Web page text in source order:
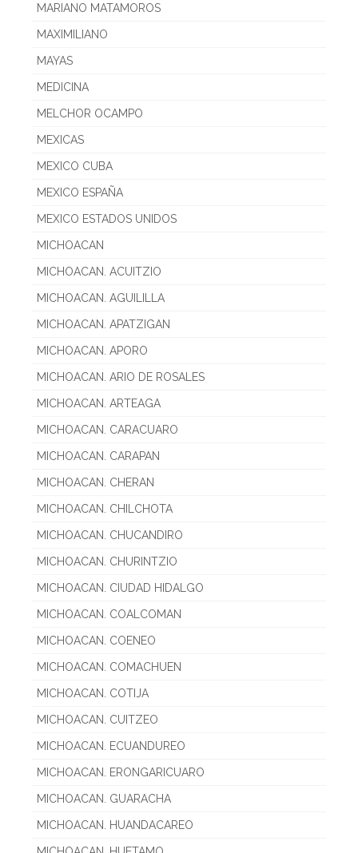
MARIANO MATAMOROS
MAXIMILIANO
MAYAS
MEDICINA
MELCHOR OCAMPO
MEXICAS
MEXICO CUBA
MEXICO ESPAÑA
MEXICO ESTADOS UNIDOS
MICHOACAN
MICHOACAN. ACUITZIO
MICHOACAN. AGUILILLA
MICHOACAN. APATZIGAN
MICHOACAN. APORO
MICHOACAN. ARIO DE ROSALES
MICHOACAN. ARTEAGA
MICHOACAN. CARACUARO
MICHOACAN. CARAPAN
MICHOACAN. CHERAN
MICHOACAN. CHILCHOTA
MICHOACAN. CHUCANDIRO
MICHOACAN. CHURINTZIO
MICHOACAN. CIUDAD HIDALGO
MICHOACAN. COALCOMAN
MICHOACAN. COENEO
MICHOACAN. COMACHUEN
MICHOACAN. COTIJA
MICHOACAN. CUITZEO
MICHOACAN. ECUANDUREO
MICHOACAN. ERONGARICUARO
MICHOACAN. GUARACHA
MICHOACAN. HUANDACAREO